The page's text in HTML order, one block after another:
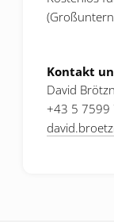
Kontakt
David
+43 5 7599